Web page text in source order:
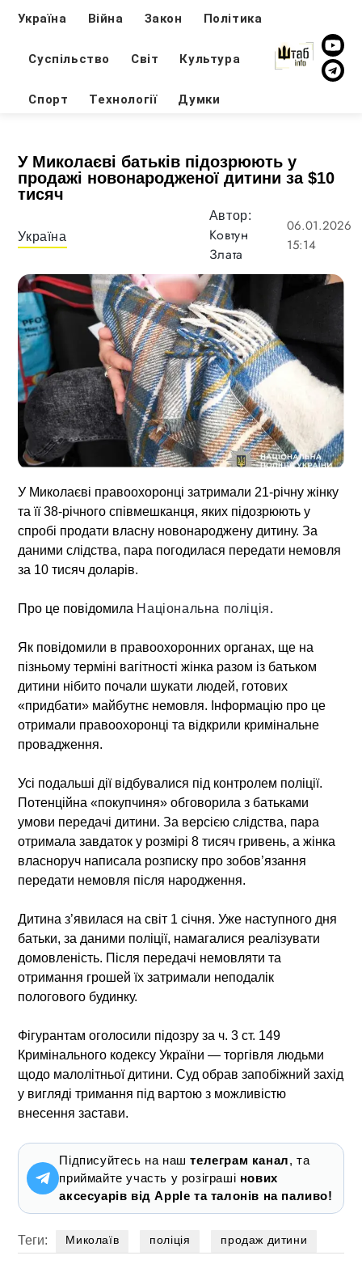
Україна Війна Закон Політика
Суспільство Світ Культура
Спорт Технології Думки
У Миколаєві батьків підозрюють у
продажі новонародженої дитини за $10
тисяч
Україна
Автор:
Ковтун
Злата
06.01.2026
15:14
У Миколаєві правоохоронці затримали 21-річну жінку
та її 38-річного співмешканця, яких підозрюють у
спробі продати власну новонароджену дитину. За
даними слідства, пара погодилася передати немовля
за 10 тисяч доларів.
Про це повідомила Національна поліція.
Як повідомили в правоохоронних органах, ще на
пізньому терміні вагітності жінка разом із батьком
дитини нібито почали шукати людей, готових
«придбати» майбутнє немовля. Інформацію про це
отримали правоохоронці та відкрили кримінальне
провадження.
Усі подальші дії відбувалися під контролем поліції.
Потенційна «покупчиня» обговорила з батьками
умови передачі дитини. За версією слідства, пара
отримала завдаток у розмірі 8 тисяч гривень, а жінка
власноруч написала розписку про зобов’язання
передати немовля після народження.
Дитина з’явилася на світ 1 січня. Уже наступного дня
батьки, за даними поліції, намагалися реалізувати
домовленість. Після передачі немовляти та
отримання грошей їх затримали неподалік
пологового будинку.
Фігурантам оголосили підозру за ч. 3 ст. 149
Кримінального кодексу України — торгівля людьми
щодо малолітньої дитини. Суд обрав запобіжний захід
у вигляді тримання під вартою з можливістю
внесення застави.
Підписуйтесь на наштелеграм канал, та
приймайте участь у розіграші нових
аксесуарів від Apple та талонів на паливо!
Теги: Миколаїв поліція продаж дитини